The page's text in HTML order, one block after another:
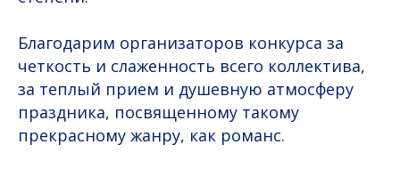
Благодарим организаторов конкурса за
четкость и слаженность всего коллектива,
за теплый прием и душевную атмосферу
праздника, посвященному такому
прекрасному жанру, как романс.